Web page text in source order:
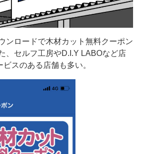
ンロードで木材カット無料クーポン
、セルフ工房やD.I.Y LABOなど店
スのある店舗も多い。